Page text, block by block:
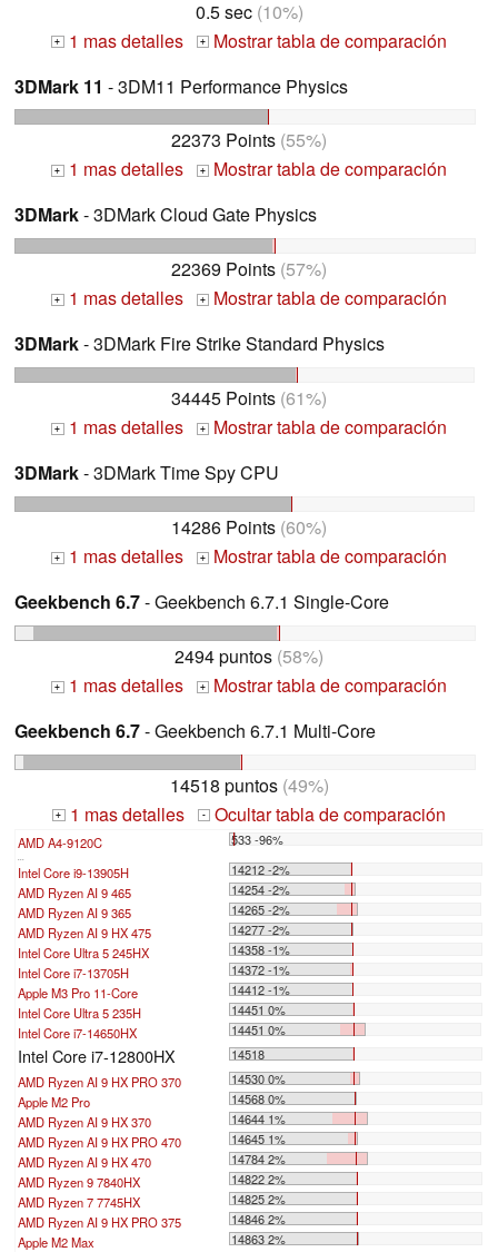
0.5 sec(10%)
+ 1 mas detalles +
Mostrar tabla de comparación
3DMark 11 - 3DM11 Performance Physics
22373 Points (55%)
+ 1 mas detalles +
Mostrar tabla de comparación
3DMark- 3DMark Cloud Gate Physics
22369 Points (57%)
+ 1 mas detalles +
Mostrar tabla de comparación
3DMark- 3DMark Fire Strike Standard Physics
34445 Points (61%)
+ 1 mas detalles +
Mostrar tabla de comparación
3DMark- 3DMark Time Spy CPU
14286 Points (60%)
+ 1 mas detalles +
Mostrar tabla de comparación
Geekbench 6.7- Geekbench 6.7.1 Single-Core
2494 puntos (58%)
+ 1 mas detalles +
Mostrar tabla de comparación
Geekbench 6.7- Geekbench 6.7.1 Multi-Core
14518 puntos(49%)
+ 1 mas detalles - Ocultar tabla de comparación
AMD A4-9120C 533 -96%
Intel Core i9-13905H
14212 -2%
AMD Ryzen AI 9 465
14254 -2%
AMD Ryzen AI 9 365
14265 -2%
AMD Ryzen AI 9 HX 475
14277 -2%
Intel Core Ultra 5 245HX
14358 -1%
Intel Core i7-13705H
14372 -1%
Apple M3 Pro 11-Core
14412 -1%
Intel Core Ultra 5 235H
14451 0%
Intel Core i7-14650HX
14451 0%
Intel Core i7-12800HX
14518
AMD Ryzen AI 9 HX PRO 370
14530 0%
Apple M2 Pro
14568 0%
AMD Ryzen AI 9 HX 370
14644 1%
AMD Ryzen AI 9 HX PRO 470
14645 1%
AMD Ryzen AI 9 HX 470
14784 2%
AMD Ryzen 9 7840HX
14822 2%
AMD Ryzen 7 7745HX
14825 2%
AMD Ryzen AI 9 HX PRO 375
14846 2%
Apple M2 Max
14863 2%